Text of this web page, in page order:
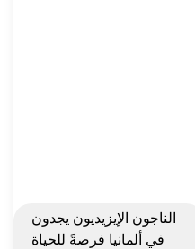
الناجون الإيزيديون يجدون
في ألمانيا فرصةً للحياة